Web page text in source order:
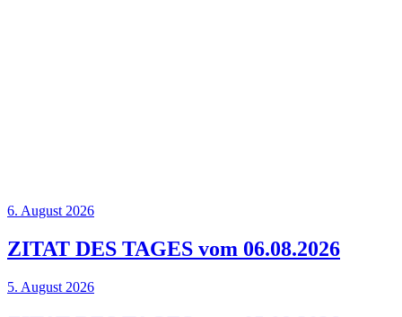
6. August 2026
ZITAT DES TAGES vom 06.08.2026
5. August 2026